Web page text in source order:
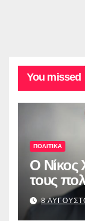
You missed
ΠΟΛΙΤΙΚΑ
O Νίκος
τους
8